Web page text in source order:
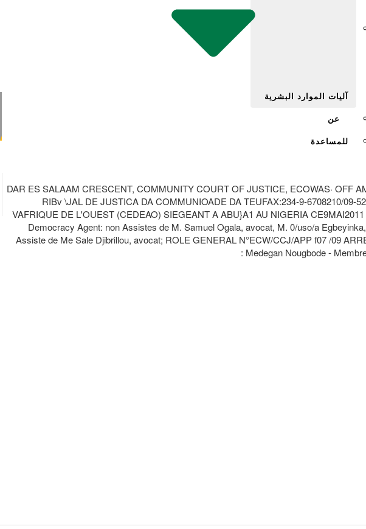
آليات الموارد البشرية
عن
للمساعدة
10,DAR ES SALAAM CRESCENT, COMMUNITY COURT OF JUSTICE, ECOWAS·
RIBv \JAL DE JUSTICA DA COMMUNIOADE DA TEUFAX:234-9-6708210/
VAFRIQUE DE L'OUEST (CEDEAO) SIEGEANT A ABU}A1 AU NIGERIA
Democracy Agent: non Assistes de M. Samuel Ogala, avocat, M. 0/uso/a
Assiste de Me Sale Djibrillou, avocat; ROLE GENERAL N°ECW/CCJ/APP f07 /09
Medegan Nougbode -